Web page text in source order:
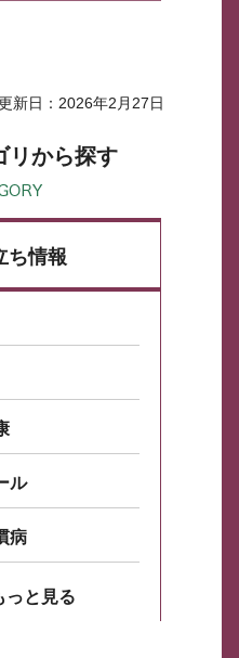
新日：2026年2月27日
リから探す
ち情報
ル
病
っと見る